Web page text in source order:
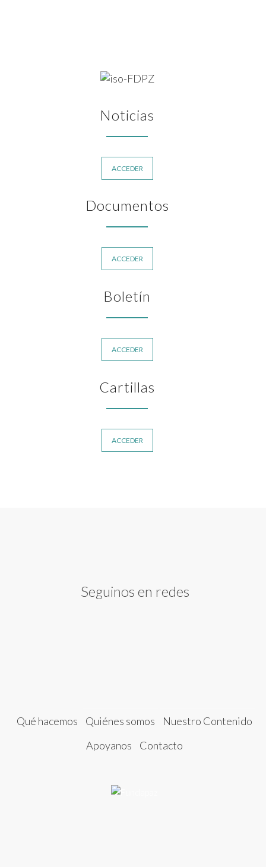
Noticias
ACCEDER
Documentos
ACCEDER
Boletín
ACCEDER
Cartillas
ACCEDER
Seguinos en redes
Qué hacemos Quiénes somos
Nuestro Contenido
Apoyanos
Contacto